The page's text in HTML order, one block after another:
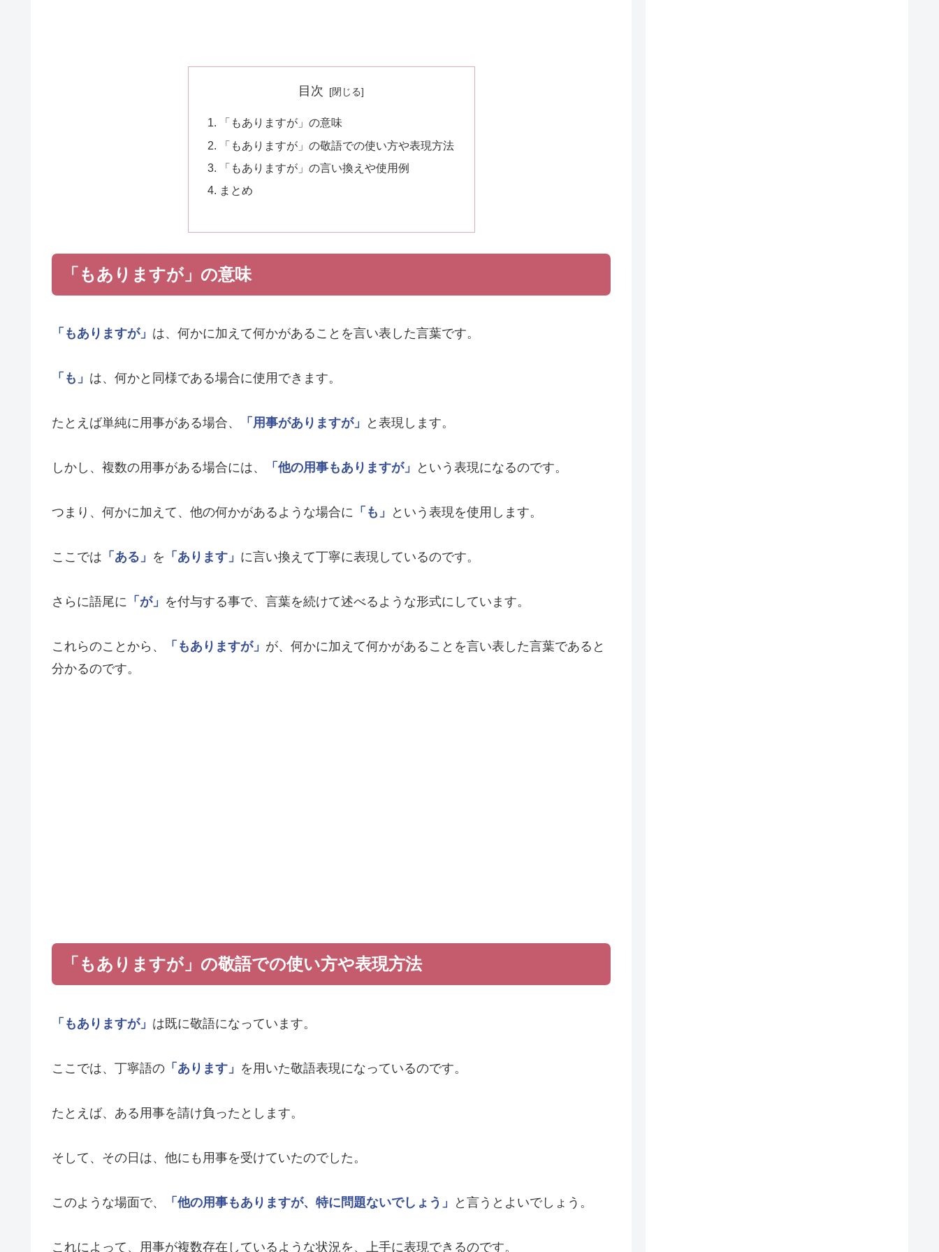
目次
「もありますが」の意味
「もありますが」の敬語での使い方や表現方法
「もありますが」の言い換えや使用例
まとめ
「もありますが」の意味
「もありますが」 は、何かに加えて何かがあることを言い表した言葉です。
「も」 は、何かと同様である場合に使用できます。
たとえば単純に用事がある場合、 「用事がありますが」 と表現します。
しかし、複数の用事がある場合には、 「他の用事もありますが」 という表現になるのです。
つまり、何かに加えて、他の何かがあるような場合に 「も」 という表現を使用します。
ここでは 「ある」 を 「あります」 に言い換えて丁寧に表現しているのです。
さらに語尾に 「が」 を付与する事で、言葉を続けて述べるような形式にしています。
これらのことから、 「もありますが」 が、何かに加えて何かがあることを言い表した言葉であると
分かるのです。
「もありますが」の敬語での使い方や表現方法
「もありますが」 は既に敬語になっています。
ここでは、丁寧語の 「あります」 を用いた敬語表現になっているのです。
たとえば、ある用事を請け負ったとします。
そして、その日は、他にも用事を受けていたのでした。
このような場面で、 「他の用事もありますが、特に問題ないでしょう」 と言うとよいでしょう。
これによって、用事が複数存在しているような状況を、上手に表現できるのです。